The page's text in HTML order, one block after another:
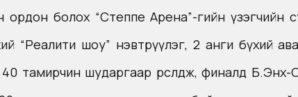
ордон болох “Степпе Арена”-гийн
“Реалити шоу” нэвтрүүлэг, 2 анги бүхий
тамирчин шударгаар өрсөлдөж, финалд Б.Энх-